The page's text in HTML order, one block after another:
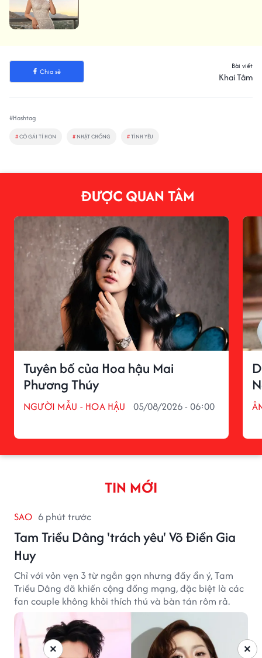
Chia sẻ
Bài viết
Khai Tâm
#Hashtag
#CÔ GÁI TÍ HON # NHẶT CHỒNG #TÌNH YÊU
ĐƯỢC QUAN TÂM
Tuyên bố của Hoa hậu Mai
Phương Thúy
NGƯỜI MẪU - HOA HẬU 05/08/2026 - 06:00
TIN MỚI
SAO 6 phút trước
Tam Triều Dâng 'trách yêu' Võ Điền Gia
Huy
Chỉ với vỏn vẹn 3 từ ngắn gọn nhưng đầy ẩn ý, Tam
Triều Dâng đã khiến cộng đồng mạng, đặc biệt là các
fan couple không khỏi thích thú và bàn tán rôm rả.
×
×